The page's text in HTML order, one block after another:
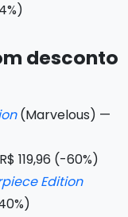
desconto
(Marvelous) —
119,96 (-60%)
Edition